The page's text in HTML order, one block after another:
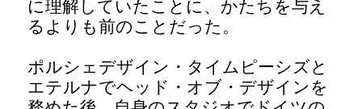
に理解していたことに、かたちを与え
るよりも前のことだった。
ポルシェデザイン・タイムピーシズと
エテルナでヘッド・オブ・デザインを